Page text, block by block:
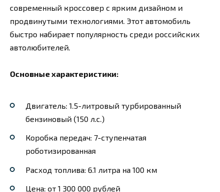
современный кроссовер с ярким дизайном и
продвинутыми технологиями. Этот автомобиль
быстро набирает популярность среди российских
автолюбителей.
Основные характеристики:
Двигатель: 1.5-литровый турбированный
бензиновый (150 л.с.)
Коробка передач: 7-ступенчатая
роботизированная
Расход топлива: 6.1 литра на 100 км
Цена: от 1 300 000 рублей